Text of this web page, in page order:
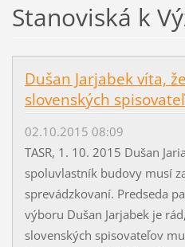
Stanoviská k
Dušan Jarjabek víta,
slovenských
02.10.2015 08:09
TASR, 1. 10. 2015 Dušan
spoluvlastník budovy musí
sprevádzkovaní. Predseda
výboru Dušan Jarjabek je
slovenských spisovateľov